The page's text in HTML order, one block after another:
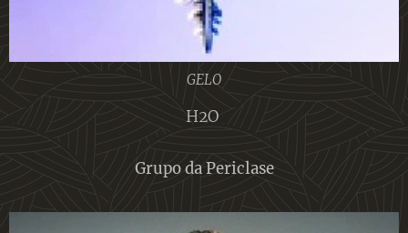
GELO
H2O
Grupo da Periclase